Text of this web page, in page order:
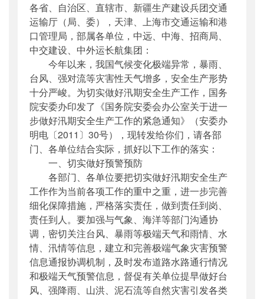
公开日期：2011年07月14日
主题词 ：
运输部;安全生产;紧急;通知;
机构分类：安全与质量监督管理司
主题分类：
安全质量
公文类型：部明电或部办公厅明电
各省、自治区、直辖市、新疆生产建设兵团交通
运输厅（局、委），天津、上海市交通运输和港
口管理局，部属各单位，中远、中海、招商局、
中交建设、中外运长航集团：
今年以来，我国气候变化极端异常，暴雨、
台风、强对流等灾害性天气增多，安全生产形势
十分严峻。为切实做好汛期安全生产工作，国务
院安委办印发了《国务院安委会办公室关于进一
步做好汛期安全生产工作的紧急通知》（安委办
明电〔2011〕30号），现转发给你们，请各部
门、各单位结合实际，抓好以下工作的落实：
一、切实做好预警预防
各部门、各单位要把切实做好汛期安全生产
工作作为当前各项工作的重中之重，进一步完善
细化保障措施，严格落实责任，做到责任到岗、
责任到人。要加强与气象、海洋等部门沟通协
调，密切关注台风、暴雨等极端天气和雨情、水
情、汛情等信息，建立和完善极端气象灾害预警
信息通报协调机制，及时发布道路水路通行情况
和极端天气预警信息，督促有关单位提早做好台
风、强降雨、山洪、泥石流等自然灾害引发各类